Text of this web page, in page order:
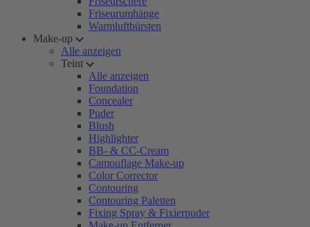
Friseurumhänge
Warmluftbürsten
Make-up
Alle anzeigen
Teint
Alle anzeigen
Foundation
Concealer
Puder
Blush
Highlighter
BB- & CC-Cream
Camouflage Make-up
Color Corrector
Contouring
Contouring Paletten
Fixing Spray & Fixierpuder